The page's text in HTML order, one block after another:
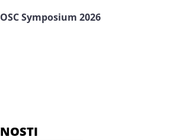
Symposium 2026